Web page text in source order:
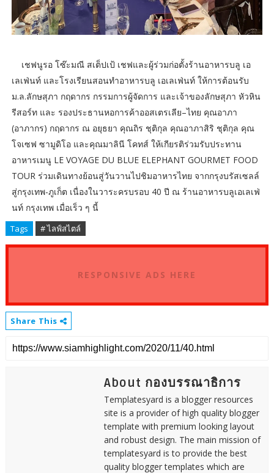
เชฟนูรอ โซ๊ะมณี สเต็ปเป้ เชฟและผู้ร่วมก่อตั้งร้านอาหารบลู เอ
เลเฟ่นท์ และโรงเรียนสอนทำอาหารบลู เอเลเฟ่นท์ ให้การต้อนรับ
ม.ล.ลักษสุภา กฤดากร กรรมการผู้จัดการ และเจ้าของลักษสุภา หัวหิน
รีสอร์ท และ รองประธานหอการค้าออสเตรเลีย–ไทย คุณอาภา
(อาภากร) กฤดากร ณ อยุธยา คุณถิร ชุติกุล คุณอาภาสิริ ชุติกุล คุณ
โจเซฟ ซามูดิโอ และคุณมาลินี โคทส์ ให้เกียรติร่วมรับประทาน
อาหารเมนู LE VOYAGE DU BLUE ELEPHANT GOURMET FOOD
TOUR ร่วมเดินทางย้อนสู่วันวานไปชิมอาหารไทย จากกรุงบรัสเซลล์
สู่กรุงเทพ-ภูเก็ต เนื่องในวาระครบรอบ 40 ปี ณ ร้านอาหารบลูเอเลเฟ่
นท์ กรุงเทพ เมื่อเร็ว ๆ นี้
Tags # ไลฟ์สไตล์
RESPONSIVE ADS HERE
Share This
About กองบรรณาธิการ
Templatesyard is a blogger resources
site is a provider of high quality blogger
template with premium looking layout
and robust design. The main mission of
templatesyard is to provide the best
quality blogger templates which are